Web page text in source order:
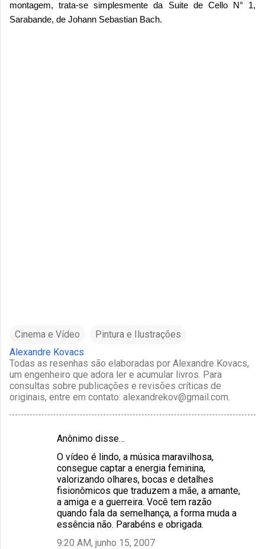
montagem, trata-se simplesmente da Suite de Cello N° 1,
Sarabande, de Johann Sebastian Bach.
Cinema e Vídeo
Pintura e Ilustrações
Alexandre Kovacs
Todas as resenhas são elaboradas por Alexandre Kovacs,
um engenheiro que adora ler e acumular livros. Para
consultas sobre publicações e revisões críticas de
originais, entre em contato: alexandrekov@gmail.com.
Anônimo disse…
O vídeo é lindo, a música maravilhosa,
consegue captar a energia feminina,
valorizando olhares, bocas e detalhes
fisionômicos que traduzem a mãe, a amante,
a amiga e a guerreira. Você tem razão
quando fala da semelhança, a forma muda a
essência não. Parabéns e obrigada.
9:20 AM, junho 15, 2007